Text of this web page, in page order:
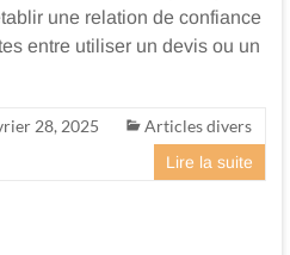
une relation de confiance
entre utiliser un devis ou un
28, 2025
Articles divers
Lire la suite